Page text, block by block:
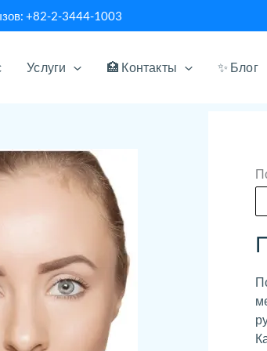
+82-2-3444-1003
Услуги 🏥 Контакты ✨ Блог